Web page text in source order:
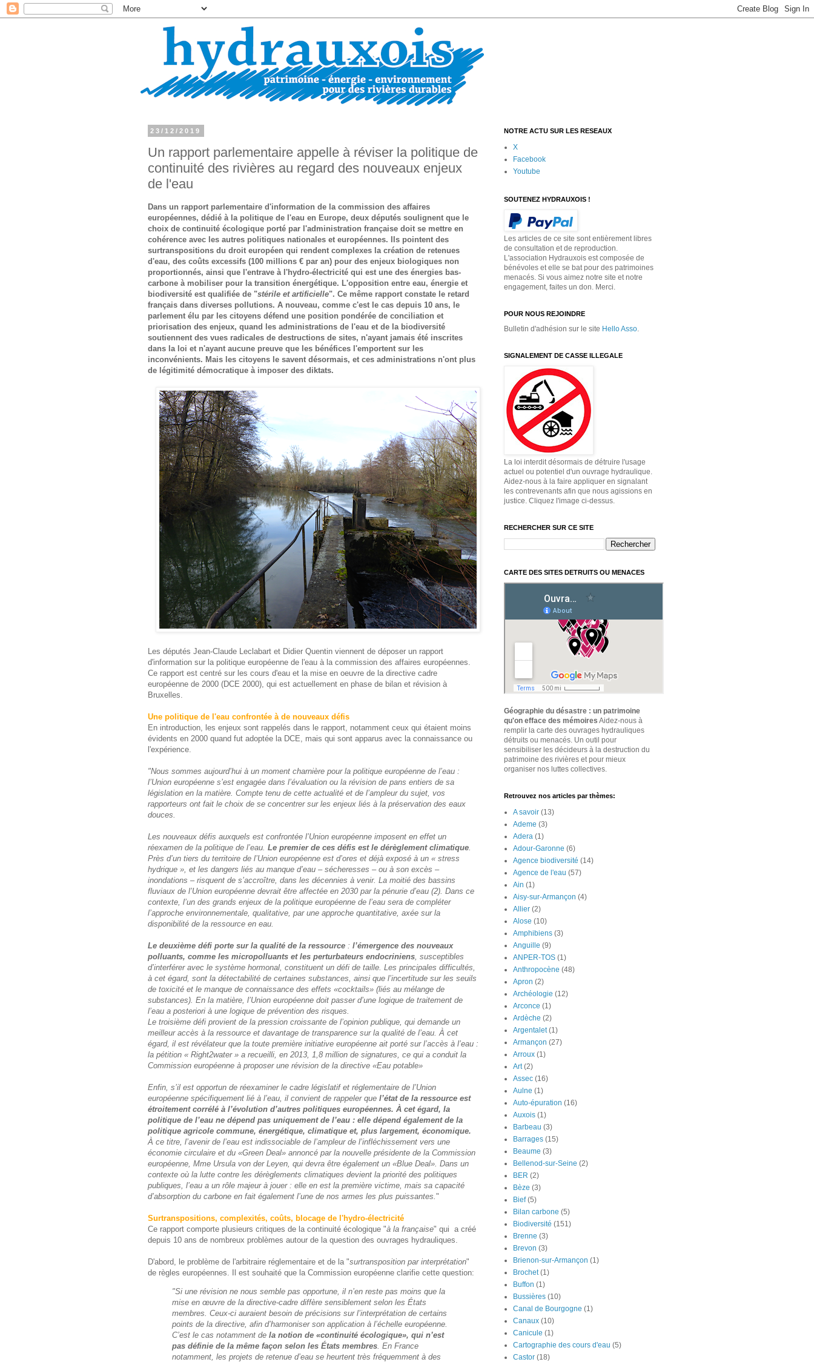
23/12/2019
Un rapport parlementaire appelle à réviser la politique de
continuité des rivières au regard des nouveaux enjeux
de l'eau
Dans un rapport parlementaire d'information de la commission des affaires
européennes, dédié à la politique de l'eau en Europe, deux députés soulignent que le
choix de continuité écologique porté par l'administration française doit se mettre en
cohérence avec les autres politiques nationales et européennes. Ils pointent des
surtranspositions du droit européen qui rendent complexes la création de retenues
d'eau, des coûts excessifs (100 millions € par an) pour des enjeux biologiques non
proportionnés, ainsi que l'entrave à l'hydro-électricité qui est une des énergies bas-
carbone à mobiliser pour la transition énergétique. L'opposition entre eau, énergie et
biodiversité est qualifiée de "stérile et artificielle". Ce même rapport constate le retard
français dans diverses pollutions. A nouveau, comme c'est le cas depuis 10 ans, le
parlement élu par les citoyens défend une position pondérée de conciliation et
priorisation des enjeux, quand les administrations de l'eau et de la biodiversité
soutiennent des vues radicales de destructions de sites, n'ayant jamais été inscrites
dans la loi et n'ayant aucune preuve que les bénéfices l'emportent sur les
inconvénients. Mais les citoyens le savent désormais, et ces administrations n'ont plus
de légitimité démocratique à imposer des diktats.
Les députés Jean-Claude Leclabart et Didier Quentin viennent de déposer un rapport
d'information sur la politique européenne de l'eau à la commission des affaires européennes.
Ce rapport est centré sur les cours d'eau et la mise en oeuvre de la directive cadre
européenne de 2000 (DCE 2000), qui est actuellement en phase de bilan et révision à
Bruxelles.
Une politique de l'eau confrontée à de nouveaux défis
En introduction, les enjeux sont rappelés dans le rapport, notamment ceux qui étaient moins
évidents en 2000 quand fut adoptée la DCE, mais qui sont apparus avec la connaissance ou
l'expérience.
"Nous sommes aujourd’hui à un moment charnière pour la politique européenne de l’eau :
l’Union européenne s’est engagée dans l’évaluation ou la révision de pans entiers de sa
législation en la matière. Compte tenu de cette actualité et de l’ampleur du sujet, vos
rapporteurs ont fait le choix de se concentrer sur les enjeux liés à la préservation des eaux
douces.
Les nouveaux défis auxquels est confrontée l’Union européenne imposent en effet un
réexamen de la politique de l’eau. Le premier de ces défis est le dérèglement climatique
Près d’un tiers du territoire de l’Union européenne est d’ores et déjà exposé à un « stress
hydrique », et les dangers liés au manque d’eau – sécheresses – ou à son excès –
inondations – risquent de s’accroître, dans les décennies à venir. La moitié des bassins
fluviaux de l’Union européenne devrait être affectée en 2030 par la pénurie d’eau (2). Dans ce
contexte, l’un des grands enjeux de la politique européenne de l’eau sera de compléter
l’approche environnementale, qualitative, par une approche quantitative, axée sur la
disponibilité de la ressource en eau.
Le deuxième défi porte sur la qualité de la ressource : l’émergence des nouveaux
polluants, comme les micropolluants et les perturbateurs endocriniens , susceptibles
d’interférer avec le système hormonal, constituent un défi de taille. Les principales difficultés,
à cet égard, sont la détectabilité de certaines substances, ainsi que l’incertitude sur les seuils
de toxicité et le manque de connaissance des effets «cocktails» (liés au mélange de
substances). En la matière, l’Union européenne doit passer d’une logique de traitement de
l’eau a posteriori à une logique de prévention des risques.
Le troisième défi provient de la pression croissante de l’opinion publique, qui demande un
meilleur accès à la ressource et davantage de transparence sur la qualité de l’eau. À cet
égard, il est révélateur que la toute première initiative européenne ait porté sur l’accès à l’eau :
la pétition « Right2water » a recueilli, en 2013, 1,8 million de signatures, ce qui a conduit la
Commission européenne à proposer une révision de la directive «Eau potable»
Enfin, s’il est opportun de réexaminer le cadre législatif et réglementaire de l’Union
européenne spécifiquement lié à l’eau, il convient de rappeler que l’état de la ressource est
étroitement corrélé à l’évolution d’autres politiques européennes. À cet égard, la
politique de l’eau ne dépend pas uniquement de l’eau : elle dépend également de la
politique agricole commune, énergétique, climatique et, plus largement, économique.
À ce titre, l’avenir de l’eau est indissociable de l’ampleur de l’infléchissement vers une
économie circulaire et du «Green Deal» annoncé par la nouvelle présidente de la Commission
européenne, Mme Ursula von der Leyen, qui devra être également un «Blue Deal». Dans un
contexte où la lutte contre les dérèglements climatiques devient la priorité des politiques
publiques, l’eau a un rôle majeur à jouer : elle en est la première victime, mais sa capacité
d’absorption du carbone en fait également l’une de nos armes les plus puissantes. "
Surtranspositions, complexités, coûts, blocage de l'hydro-électricité
Ce rapport comporte plusieurs critiques de la continuité écologique "à la française" qui a créé
depuis 10 ans de nombreux problèmes autour de la question des ouvrages hydrauliques.
D'abord, le problème de l'arbitraire réglementaire et de la "surtransposition par interprétation"
de règles européennes. Il est souhaité que la Commission européenne clarifie cette question:
"Si une révision ne nous semble pas opportune, il n’en reste pas moins que la
mise en œuvre de la directive-cadre diffère sensiblement selon les États
membres. Ceux-ci auraient besoin de précisions sur l’interprétation de certains
points de la directive, afin d’harmoniser son application à l’échelle européenne.
C’est le cas notamment de la notion de «continuité écologique», qui n’est
pas définie de la même façon selon les États membres . En France
notamment, les projets de retenue d’eau se heurtent très fréquemment à des
NOTRE ACTU SUR LES RESEAUX
X
Facebook
Youtube
SOUTENEZ HYDRAUXOIS !
Les articles de ce site sont entièrement libres
de consultation et de reproduction.
L'association Hydrauxois est composée de
bénévoles et elle se bat pour des patrimoines
menacés. Si vous aimez notre site et notre
engagement, faites un don. Merci.
POUR NOUS REJOINDRE
Bulletin d'adhésion sur le site Hello Asso.
SIGNALEMENT DE CASSE ILLEGALE
La loi interdit désormais de détruire l'usage
actuel ou potentiel d'un ouvrage hydraulique.
Aidez-nous à la faire appliquer en signalant
les contrevenants afin que nous agissions en
justice. Cliquez l'image ci-dessus.
RECHERCHER SUR CE SITE
CARTE DES SITES DETRUITS OU MENACES
Géographie du désastre : un patrimoine
qu'on efface des mémoires Aidez-nous à
remplir la carte des ouvrages hydrauliques
détruits ou menacés. Un outil pour
sensibiliser les décideurs à la destruction du
patrimoine des rivières et pour mieux
organiser nos luttes collectives.
Retrouvez nos articles par thèmes:
A savoir (13)
Ademe (3)
Adera (1)
Adour-Garonne (6)
Agence biodiversité (14)
Agence de l'eau (57)
Ain (1)
Aisy-sur-Armançon (4)
Allier (2)
Alose (10)
Amphibiens (3)
Anguille (9)
ANPER-TOS (1)
Anthropocène (48)
Apron (2)
Archéologie (12)
Arconce (1)
Ardèche (2)
Argentalet (1)
Armançon (27)
Arroux (1)
Art (2)
Assec (16)
Aulne (1)
Auto-épuration (16)
Auxois (1)
Barbeau (3)
Barrages (15)
Beaume (3)
Bellenod-sur-Seine (2)
BER (2)
Bèze (3)
Bief (5)
Bilan carbone (5)
Biodiversité (151)
Brenne (3)
Brevon (3)
Brienon-sur-Armançon (1)
Brochet (1)
Buffon (1)
Bussières (10)
Canal de Bourgogne (1)
Canaux (10)
Canicule (1)
Cartographie des cours d'eau (5)
Castor (18)